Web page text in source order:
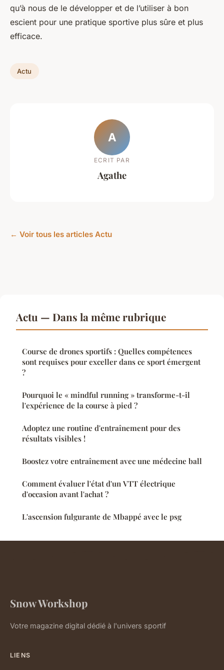
qu’à nous de le développer et de l’utiliser à bon
escient pour une pratique sportive plus sûre et plus
efficace.
Actu
A
ECRIT PAR
Agathe
← Voir tous les articles Actu
Actu — Dans la même rubrique
Course de drones sportifs : Quelles compétences
sont requises pour exceller dans ce sport émergent
?
Pourquoi le « mindful running » transforme-t-il
l'expérience de la course à pied ?
Adoptez une routine d'entraînement pour des
résultats visibles !
Boostez votre entraînement avec une médecine ball
Comment évaluer l'état d'un VTT électrique
d'occasion avant l'achat ?
L'ascension fulgurante de Mbappé avec le psg
Snow Workshop
Votre magazine digital dédié à l'univers sportif
LIENS